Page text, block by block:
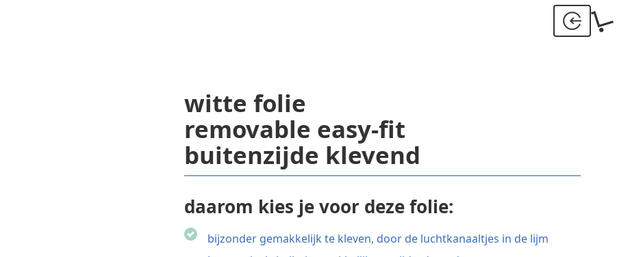
witte folie
removable easy-fit
buitenzijde klevend
daarom kies je voor deze folie:
bijzonder gemakkelijk te kleven, door de luchtkanaaltjes in de lijm